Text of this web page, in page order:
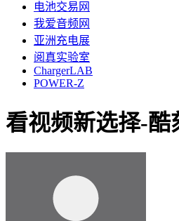
电池交易网
我爱音频网
亚洲充电展
阅真实验室
ChargerLAB
POWER-Z
看视频新选择-酷